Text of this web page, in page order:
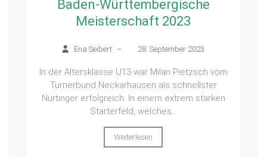
Baden-Württembergische
Meisterschaft 2023
Ena Seibert – 28. September 2023
In der Altersklasse U13 war Milan Pietzsch vom
Turnerbund Neckarhausen als schnellster
Nürtinger erfolgreich. In einem extrem starken
Starterfeld, welches...
Weiterlesen